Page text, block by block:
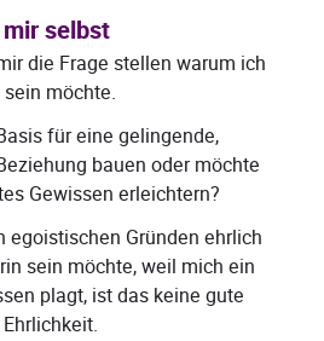
selbst
die Frage stellen warum ich
möchte.
für eine gelingende,
bauen oder möchte
Gewissen erleichtern?
egoistischen Gründen ehrlich
sein möchte, weil mich ein
plagt, ist das keine gute